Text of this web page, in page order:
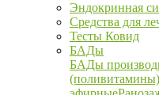
Эндокринная
Средства для
Тесты Ковид
БАДы
БАДы
(поливитамины)